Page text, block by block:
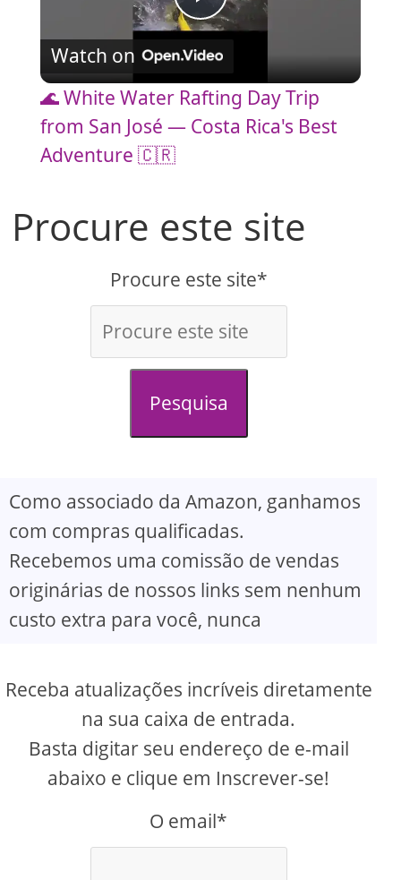
P
l
a
V
i
d
e
o
Watch on
🌊 White Water Rafting Day Trip
from San José — Costa Rica's Best
Adventure 🇨🇷
Procure este site
Procure este site*
Pesquisa
Como associado da Amazon, ganhamos
com compras qualificadas.
Recebemos uma comissão de vendas
originárias de nossos links sem nenhum
custo extra para você, nunca
Receba atualizações incríveis diretamente
na sua caixa de entrada.
Basta digitar seu endereço de e-mail
abaixo e clique em Inscrever-se!
O email*